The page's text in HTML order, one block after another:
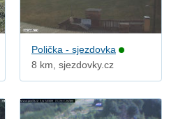
Polička - sjezdovka
8 km, sjezdovky.cz